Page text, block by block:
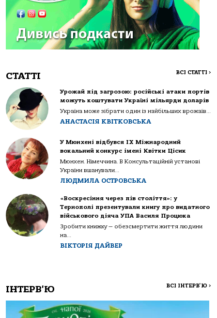
СТАТТІ ВСІ СТАТТІ >
Урожай під загрозою: російські атаки портів
можуть коштувати Україні мільярди доларів
Україна може зібрати один із найбільших врожаїв...
АНАСТАСІЯ КВІТКОВСЬКА
У Мюнхені відбувся IX Міжнародний
вокальний конкурс імені Квітки Цісик
Мюнхен. Німеччина. В Консультаційній установі
України вшанували...
ЛЮДМИЛА ОСТРОВСЬКА
«Воскресіння через пів століття»: у
Тернополі презентували книгу про видатного
військового діяча УПА Василя Процюка
Зробити книжку — обезсмертити життя людини
на...
ВІКТОРІЯ ДАЙВЕР
ІНТЕРВ'Ю ВСІ ІНТЕРВ'Ю >